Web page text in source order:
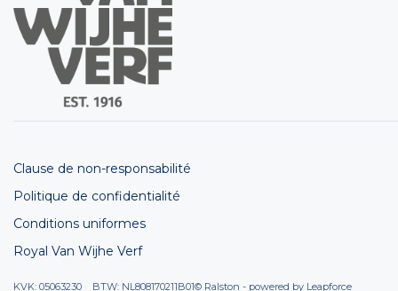
Clause de non-responsabilité
Politique de confidentialité
Conditions uniformes
Royal Van Wijhe Verf
KVK: 05063230 BTW: NL808170211B01© Ralston - powered by Leapforce